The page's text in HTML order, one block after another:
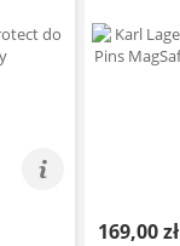
169,00 zł